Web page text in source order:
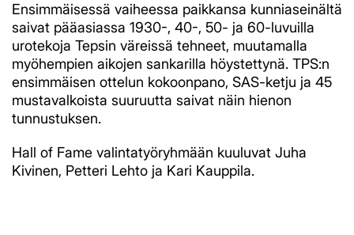
Ensimmäisessä vaiheessa paikkansa kunniaseinältä
saivat pääasiassa 1930-, 40-, 50- ja 60-luvuilla
urotekoja Tepsin väreissä tehneet, muutamalla
myöhempien aikojen sankarilla höystettynä. TPS:n
ensimmäisen ottelun kokoonpano, SAS-ketju ja 45
mustavalkoista suuruutta saivat näin hienon
tunnustuksen.
Hall of Fame valintatyöryhmään kuuluvat Juha
Kivinen, Petteri Lehto ja Kari Kauppila.